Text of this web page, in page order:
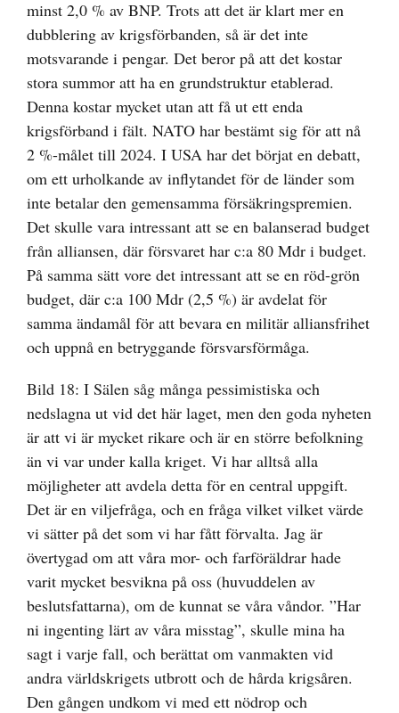
minst 2,0 % av BNP. Trots att det är klart mer en
dubblering av krigsförbanden, så är det inte
motsvarande i pengar. Det beror på att det kostar
stora summor att ha en grundstruktur etablerad.
Denna kostar mycket utan att få ut ett enda
krigsförband i fält. NATO har bestämt sig för att nå
2 %-målet till 2024. I USA har det börjat en debatt,
om ett urholkande av inflytandet för de länder som
inte betalar den gemensamma försäkringspremien.
Det skulle vara intressant att se en balanserad budget
från alliansen, där försvaret har c:a 80 Mdr i budget.
På samma sätt vore det intressant att se en röd-grön
budget, där c:a 100 Mdr (2,5 %) är avdelat för
samma ändamål för att bevara en militär alliansfrihet
och uppnå en betryggande försvarsförmåga.
Bild 18: I Sälen såg många pessimistiska och
nedslagna ut vid det här laget, men den goda nyheten
är att vi är mycket rikare och är en större befolkning
än vi var under kalla kriget. Vi har alltså alla
möjligheter att avdela detta för en central uppgift.
Det är en viljefråga, och en fråga vilket vilket värde
vi sätter på det som vi har fått förvalta. Jag är
övertygad om att våra mor- och farföräldrar hade
varit mycket besvikna på oss (huvuddelen av
beslutsfattarna), om de kunnat se våra våndor. ”Har
ni ingenting lärt av våra misstag”, skulle mina ha
sagt i varje fall, och berättat om vanmakten vid
andra världskrigets utbrott och de hårda krigsåren.
Den gången undkom vi med ett nödrop och